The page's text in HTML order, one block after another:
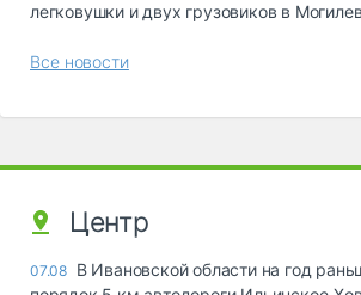
легковушки и двух грузовиков в
Все новости
Центр
07.08 В Ивановской области на год